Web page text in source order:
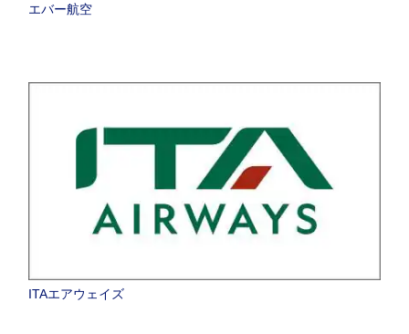
エバー航空
ITAエアウェイズ